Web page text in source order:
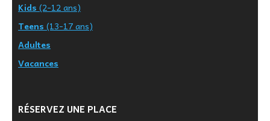
Kids (2-12 ans)
Teens (13-17 ans)
Adultes
Vacances
RÉSERVEZ UNE PLACE